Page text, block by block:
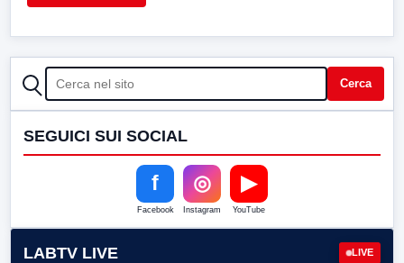
CERCA Cerca
SEGUICI SUI SOCIAL
f
Facebook
◎
Instagram
▶
YouTube
LABTV LIVE LIVE